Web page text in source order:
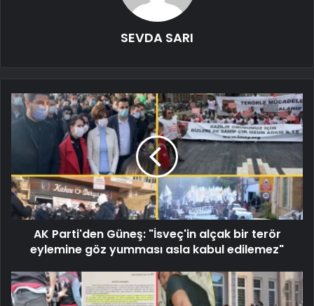
SEVDA SARI
AK Parti'den Güneş: "İsveç'in alçak bir terör
eylemine göz yumması asla kabul edilemez"